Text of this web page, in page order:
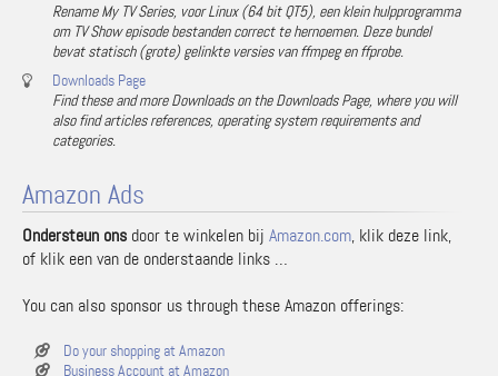
Rename My TV Series, voor Linux (64 bit QT5), een klein hulpprogramma
om TV Show episode bestanden correct te hernoemen. Deze bundel
bevat statisch (grote) gelinkte versies van ffmpeg en ffprobe.
Downloads Page
Find these and more Downloads on the Downloads Page, where you will
also find articles references, operating system requirements and
categories.
Amazon Ads
Ondersteun ons door te winkelen bij Amazon.com, klik deze link,
of klik een van de onderstaande links …
You can also sponsor us through these Amazon offerings:
Do your shopping at Amazon
Business Account at Amazon